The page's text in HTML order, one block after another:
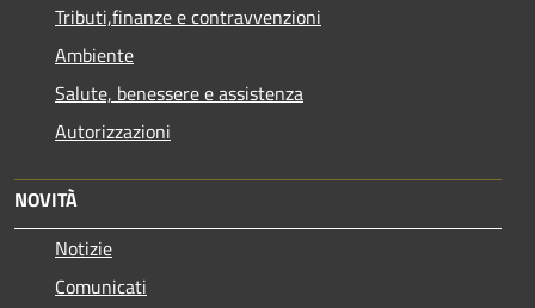
Tributi,finanze e contravvenzioni
Ambiente
Salute, benessere e assistenza
Autorizzazioni
NOVITÀ
Notizie
Comunicati